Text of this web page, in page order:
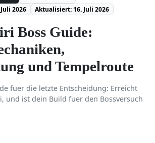
2026
Aktualisiert: 16. Juli 2026
Boss Guide:
und Tempelroute
fuer die letzte Entscheidung: Erreicht
und ist dein Build fuer den Bossversuch